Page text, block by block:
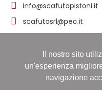
info@scafutopistoni.it
scafutosrl@pec.it
© 2023 SCAFUTO S.R.L.
IVA
Il nostro sito
un'esperienza
navigazione